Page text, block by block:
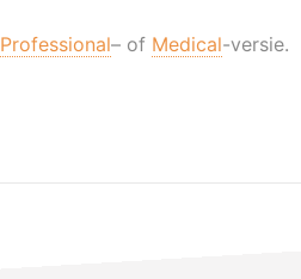
Professional– of Medical-versie.